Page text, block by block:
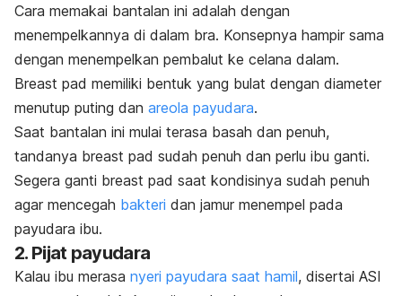
Cara memakai bantalan ini adalah dengan
menempelkannya di dalam bra. Konsepnya hampir sama
dengan menempelkan pembalut ke celana dalam.
Breast pad memiliki bentuk yang bulat dengan diameter
menutup puting dan areola payudara.
Saat bantalan ini mulai terasa basah dan penuh,
tandanya breast pad sudah penuh dan perlu ibu ganti.
Segera ganti breast pad saat kondisinya sudah penuh
agar mencegah bakteri dan jamur menempel pada
payudara ibu.
2. Pijat payudara
Kalau ibu merasa nyeri payudara saat hamil, disertai ASI